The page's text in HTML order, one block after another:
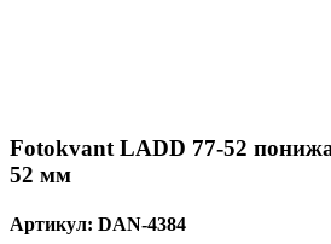
Fotokvant LADD 77-52
52 мм
Артикул: DAN-4384